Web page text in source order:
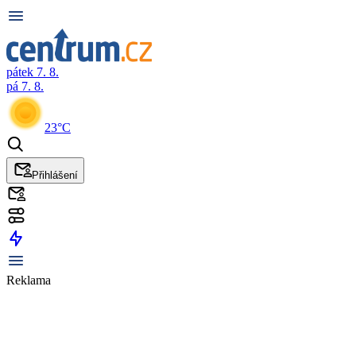
pátek 7. 8.
pá 7. 8.
23°C
Přihlášení
Reklama